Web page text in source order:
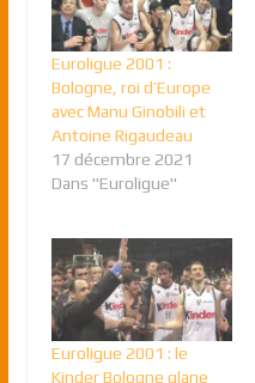
Euroligue 2001 :
Bologne, roi d’Europe
avec Manu Ginobili et
Antoine Rigaudeau
17 décembre 2021
Dans "Euroligue"
Euroligue 2001 : le
Kinder Bologne glane